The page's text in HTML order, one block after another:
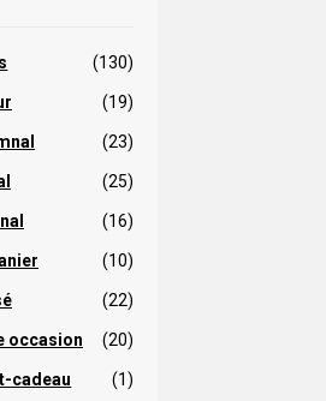
(130)
(19)
(23)
(25)
(16)
(10)
(22)
occasion (20)
cadeau (1)